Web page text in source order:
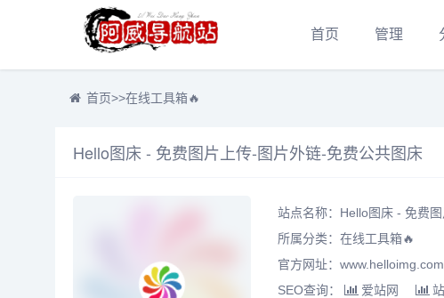
首页 管理
首页>>在线工具箱🔥
Hello图床 - 免费图片上传-图片外链-免费公共图床
站点名称：Hello图床 - 免费
所属分类： 在线工具箱🔥
官方网址：www.helloimg.com
SEO查询：
爱站网